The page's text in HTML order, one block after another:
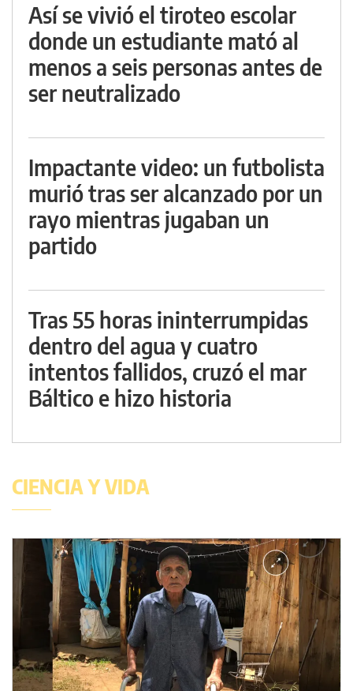
Así se vivió el tiroteo escolar
donde un estudiante mató al
menos a seis personas antes de
ser neutralizado
Impactante video: un futbolista
murió tras ser alcanzado por un
rayo mientras jugaban un
partido
Tras 55 horas ininterrumpidas
dentro del agua y cuatro
intentos fallidos, cruzó el mar
Báltico e hizo historia
CIENCIA Y VIDA